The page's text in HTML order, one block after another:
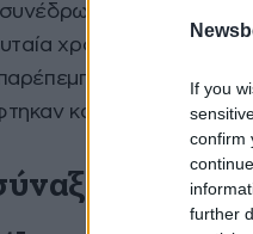
If you
confirm
further
Ήταν μια
χρόνια, καθώς
Ας τα
και δε
των